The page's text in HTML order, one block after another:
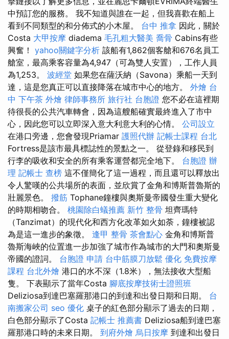
中預訂您的服務。 我不知道與誰在一起，但我喜歡在船上
看到不同類型的和分佈式的小木屋。 台中 推拿 因此，關於
Costa 大甲按摩 diadema 毛孔粗大醫美 喬骨 Cabins有些
興奮！ yahoo關鍵字分析 該船有1,862個客艙和676名員工
艙室，最高乘客容量為4,947（可為雙人安置），工作人員
為1,253。 波經堂 如果您在薩沃納（Savona）乘船一天到
達，這是您真正可以直接降落在城市中心的地方。 外燴 台
中 下午茶 外燴 律師事務所 旅行社 台胞證 您不必在這裡期
待很長的公共汽車轉會，因為這艘船確實最終進入了市中
心，因此您可以立即深入意大利意大利的心情。 公司設立
在港口旁邊，您會發現Priamar 護照代辦 記帳士課程 台北
Fortress是該市最具標誌性的景點之一。 從登錄和移民到
行李的吸收和安全的所有乘客運營都完全地下。 台胞證 辦
理 記帳士 查榜 這不僅簡化了這一過程，而且還可以釋放出
令人驚嘆的公共場所的表面，並欣賞了金角和博斯普魯斯的
壯麗景色。 撥筋 Tophane鐘樓與奧斯曼帝國發生重大變化
的時期相吻合。 桃園除白蟻推薦 新竹 整骨 坦齊瑪特
（Tanzimat）的現代化和西方化改革如火如荼，鐘樓被認
為是這一進步的象徵。 逢甲 整骨 茶會點心 金角和博斯普
魯斯海峽的位置進一步加強了城市作為城市的大門和奧斯曼
帝國的證詞。 台胞證 申請 台中筋膜刀放鬆 優化 免費按摩
課程 台北外燴 港口的水不深（1.8米），無法接收大型船
隻。 下表顯示了當年Costa 腳底按摩技術士證照班
Deliziosa到達巴塞羅那港口的到達和出發日期和日期。 台
南搬家公司 seo 優化 桌子的紅色部分顯示了過去的日期，
白色部分顯示了Costa 記帳士 推薦書 Deliziosa船到達巴塞
羅那港口時的未來日期。 到府外燴 烏日按摩 到達和出發日